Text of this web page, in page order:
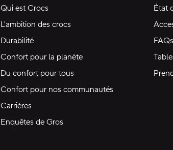
Qui est Crocs
L'ambition des crocs
Durabilité
Confort pour la planète
Du confort pour tous
Confort pour nos communautés
Carrières
Enquêtes de Gros
État
FAQs